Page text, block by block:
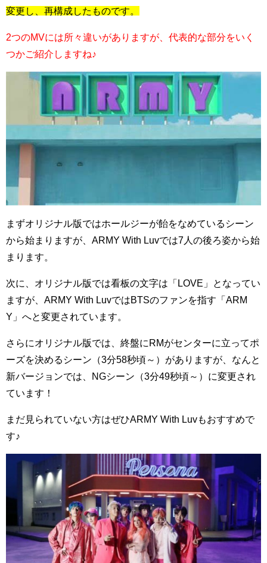
変更し、再構成したものです。
2つのMVには所々違いがありますが、代表的な部分をいく
つかご紹介しますね♪
まずオリジナル版ではホールジーが飴をなめているシーン
から始まりますが、ARMY With Luvでは7人の後ろ姿から始
まります。
次に、オリジナル版では看板の文字は「LOVE」となってい
ますが、ARMY With LuvではBTSのファンを指す「ARM
Y」へと変更されています。
さらにオリジナル版では、終盤にRMがセンターに立ってポ
ーズを決めるシーン（3分58秒頃～）がありますが、なんと
新バージョンでは、NGシーン（3分49秒頃～）に変更され
ています！
まだ見られていない方はぜひARMY With Luvもおすすめで
す♪